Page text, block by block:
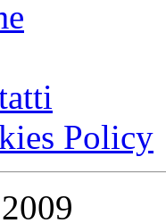
Policy
2009